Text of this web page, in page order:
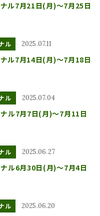
ル7月21日(月)～7月25日
ル 2025.07.11
ル7月14日(月)～7月18日
ル 2025.07.04
ル7月7日(月)～7月11日
ル 2025.06.27
ル6月30日(月)～7月4日
ル 2025.06.20